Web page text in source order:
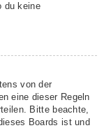
du keine
von der
eine dieser Regeln
Bitte beachte,
Boards ist und